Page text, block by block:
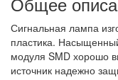
Сигнальная лампа
пластика.
модуля SMD хорошо
источник надежно